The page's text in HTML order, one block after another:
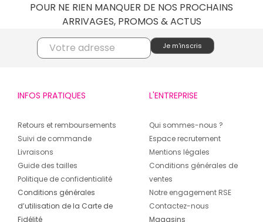
POUR NE RIEN MANQUER DE NOS PROCHAINS
ARRIVAGES, PROMOS & ACTUS
INFOS PRATIQUES
Retours et remboursements
Suivi de commande
Livraisons
Guide des tailles
Politique de confidentialité
Conditions générales
d’utilisation de la Carte de
Fidélité
L'ENTREPRISE
Qui sommes-nous ?
Espace recrutement
Mentions légales
Conditions générales de
ventes
Notre engagement RSE
Contactez-nous
Magasins